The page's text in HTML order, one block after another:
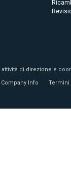
attività di direzione e
Company Info Termini